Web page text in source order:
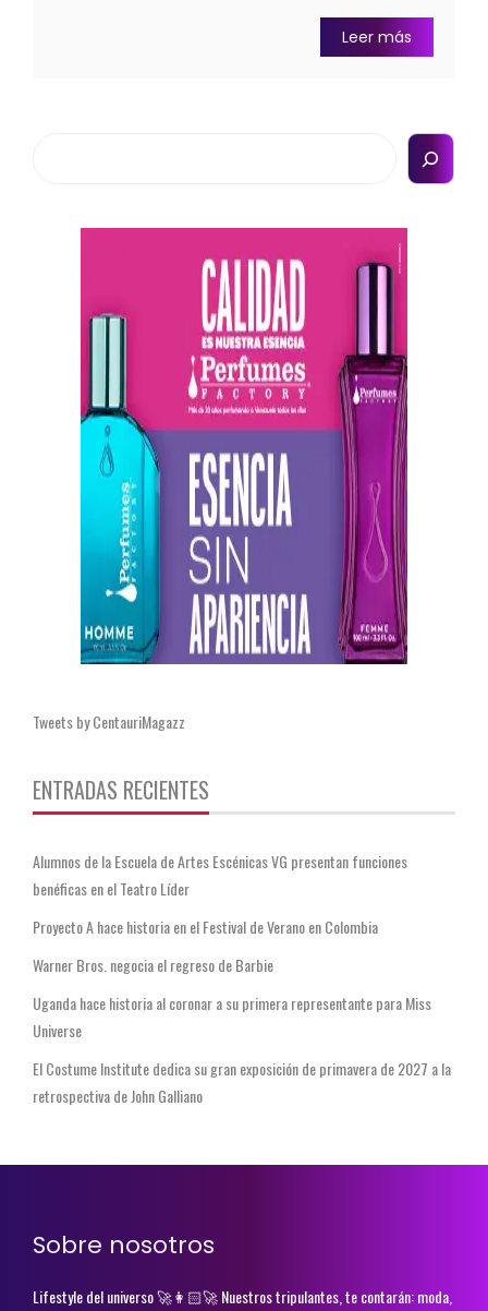
Leer más
Tweets by CentauriMagazz
ENTRADAS RECIENTES
Alumnos de la Escuela de Artes Escénicas VG presentan funciones
benéficas en el Teatro Líder
Proyecto A hace historia en el Festival de Verano en Colombia
Warner Bros. negocia el regreso de Barbie
Uganda hace historia al coronar a su primera representante para Miss
Universe
El Costume Institute dedica su gran exposición de primavera de 2027 a la
retrospectiva de John Galliano
Sobre nosotros
Lifestyle del universo 🚀👩🏻‍🚀 Nuestros tripulantes, te contarán: moda,